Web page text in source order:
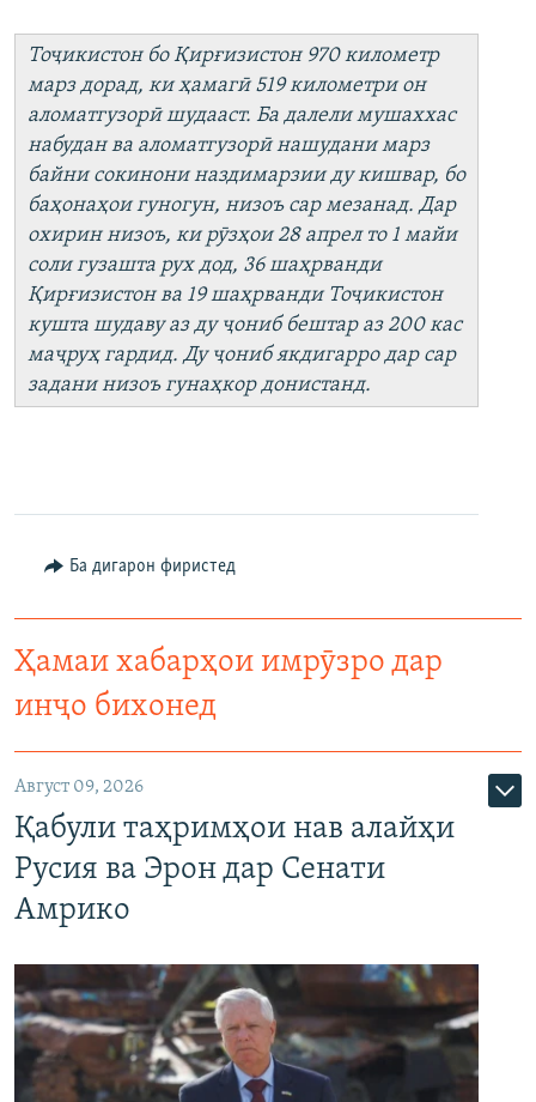
Тоҷикистон бо Қирғизистон 970 километр
марз дорад, ки ҳамагӣ 519 километри он
аломатгузорӣ шудааст. Ба далели мушаххас
набудан ва аломатгузорӣ нашудани марз
байни сокинони наздимарзии ду кишвар, бо
баҳонаҳои гуногун, низоъ сар мезанад. Дар
охирин низоъ, ки рӯзҳои 28 апрел то 1 майи
соли гузашта рух дод, 36 шаҳрванди
Қирғизистон ва 19 шаҳрванди Тоҷикистон
кушта шудаву аз ду ҷониб бештар аз 200 кас
маҷруҳ гардид. Ду ҷониб якдигарро дар сар
задани низоъ гунаҳкор донистанд.
Ба дигарон фиристед
Ҳамаи хабарҳои имрӯзро дар
инҷо бихонед
Август 09, 2026
Қабули таҳримҳои нав алайҳи
Русия ва Эрон дар Сенати
Амрико